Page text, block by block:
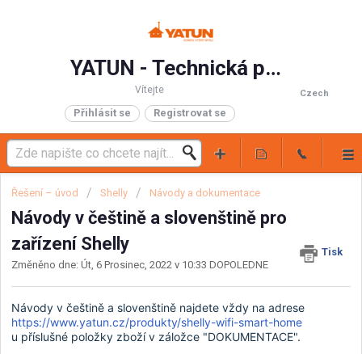
YATUN - Technická podpora
Czech
Vítejte
Přihlásit se Registrovat se
Řešení – úvod Shelly Návody a dokumentace
Návody v češtině a slovenštině pro
zařízení Shelly
Tisk
Změněno dne: Út, 6 Prosinec, 2022 v 10:33 DOPOLEDNE
Návody v češtině a slovenštině najdete vždy na adrese
https://www.yatun.cz/produkty/shelly-wifi-smart-home
u příslušné položky zboží v záložce "DOKUMENTACE".